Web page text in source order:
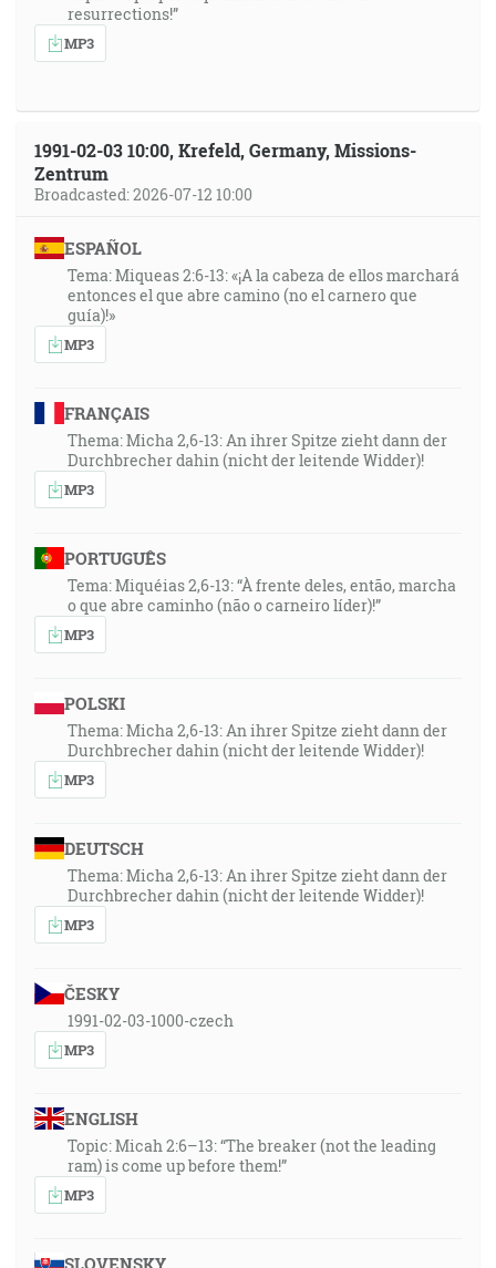
resurrections!”
MP3
1991-02-03 10:00, Krefeld, Germany, Missions-
Zentrum
Broadcasted: 2026-07-12 10:00
ESPAÑOL
Tema: Miqueas 2:6-13: «¡A la cabeza de ellos marchará
entonces el que abre camino (no el carnero que
guía)!»
MP3
FRANÇAIS
Thema: Micha 2,6-13: An ihrer Spitze zieht dann der
Durchbrecher dahin (nicht der leitende Widder)!
MP3
PORTUGUÊS
Tema: Miquéias 2,6-13: “À frente deles, então, marcha
o que abre caminho (não o carneiro líder)!”
MP3
POLSKI
Thema: Micha 2,6-13: An ihrer Spitze zieht dann der
Durchbrecher dahin (nicht der leitende Widder)!
MP3
DEUTSCH
Thema: Micha 2,6-13: An ihrer Spitze zieht dann der
Durchbrecher dahin (nicht der leitende Widder)!
MP3
ČESKY
1991-02-03-1000-czech
MP3
ENGLISH
Topic: Micah 2:6–13: “The breaker (not the leading
ram) is come up before them!”
MP3
SLOVENSKY